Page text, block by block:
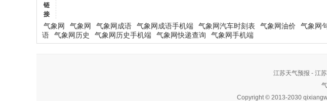
链
接
气象网 气象网 气象网成语 气象网成语手机端 气象网汽车时刻表 气象网油价 气象网
语
气象网历史 气象网历史手机端 气象网快递查询 气象网手机端
江苏天气预报 - 江
Copyright © 2013-2030